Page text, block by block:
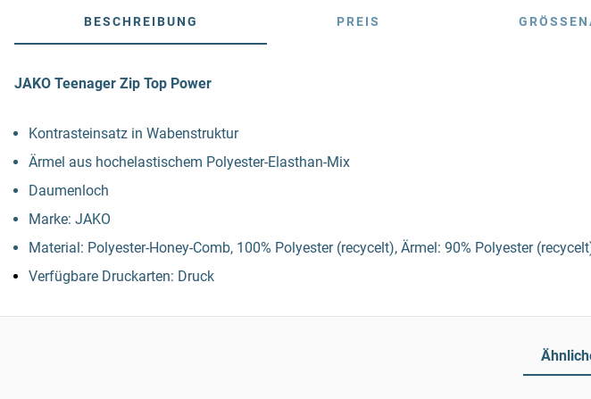
BESCHREIBUNG PREIS
JAKO Teenager Zip Top Power
Kontrasteinsatz in Wabenstruktur
Ärmel aus hochelastischem Polyester-Elasthan-Mix
Daumenloch
Marke: JAKO
Material: Polyester-Honey-Comb, 100% Polyester (recycelt), Ärmel: 90% Polyester
Verfügbare Druckarten: Druck